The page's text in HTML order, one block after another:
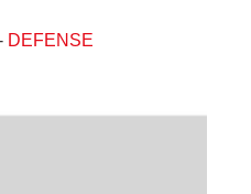
DEFENSE